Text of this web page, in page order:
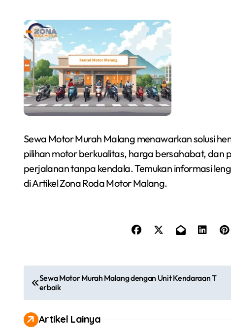
Sewa Motor Murah Malang menawarkan solusi
pilihan motor berkualitas, harga bersahabat, dan
perjalanan tanpa kendala. Temukan informasi
di Artikel Zona Roda Motor Malang.
o
s
Sewa Motor Murah Malang dengan Unit Kendaraan T
erbaik
Artikel Lainya